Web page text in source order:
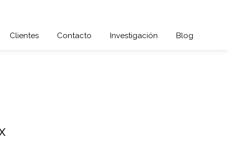
Clientes Contacto Investigación Blog